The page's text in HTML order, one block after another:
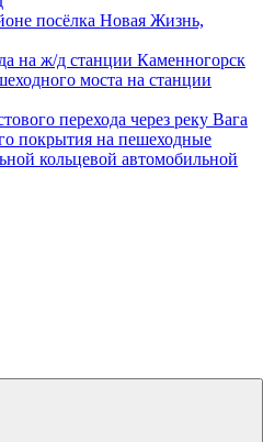
посёлка Новая Жизнь,
на ж/д станции Каменногорск
моста на станции
перехода через реку Вага
покрытия на пешеходные
кольцевой автомобильной